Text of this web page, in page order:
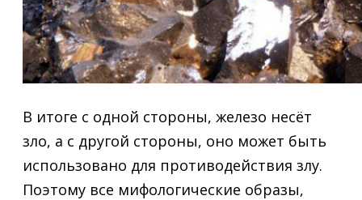
В итоге с одной стороны, железо несёт
зло, а с другой стороны, оно может быть
использовано для противодействия злу.
Поэтому все мифологические образы,